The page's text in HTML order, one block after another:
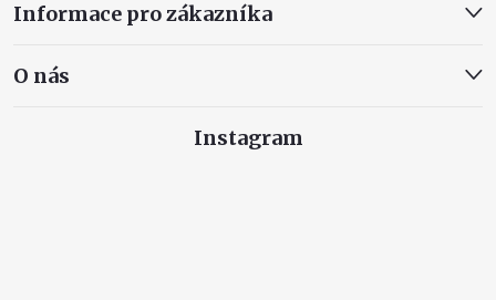
Informace pro zákazníka
O nás
Instagram